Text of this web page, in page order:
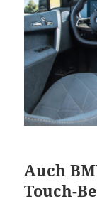
Auch
Touch-